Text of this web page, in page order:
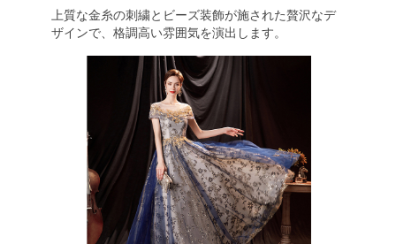
上質な金糸の刺繍とビーズ装飾が施された贅沢なデ
ザインで、格調高い雰囲気を演出します。